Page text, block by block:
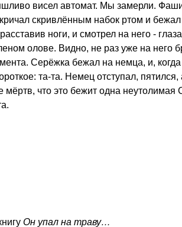
висел автомат. Мы замерли.
скривлённым набок ртом и
ноги, и смотрел на него -
олове. Видно, не раз уже на него
Серёжка бежал на немца, и,
та-та. Немец отступал,
мёртв, что это бежит одна неутолимая
Он упал на траву…